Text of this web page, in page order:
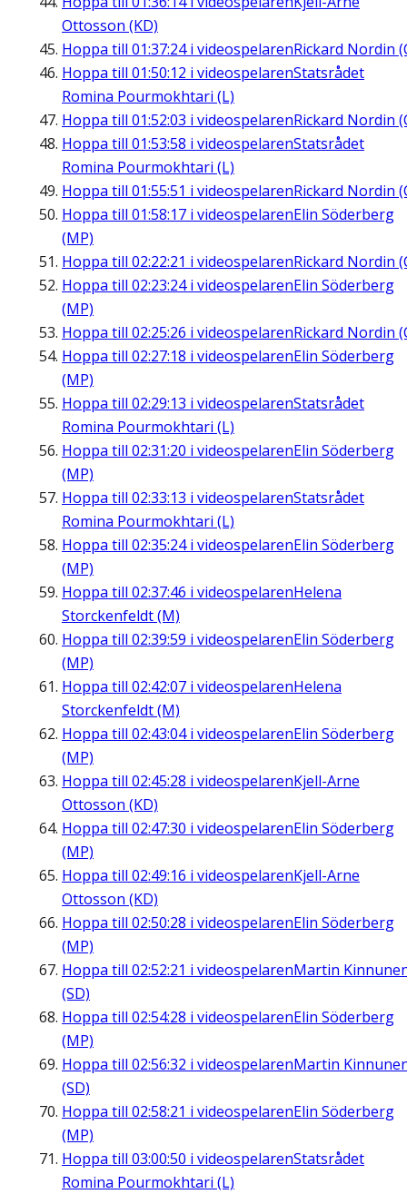
Ottosson (KD)
Hoppa till 01:37:24i videospelarenRickard Nordin
Hoppa till 01:50:12 i videospelarenStatsrådet
Romina Pourmokhtari (L)
Hoppa till 01:52:03 i videospelarenRickard Nordin
Hoppa till 01:53:58 i videospelarenStatsrådet
Romina Pourmokhtari (L)
Hoppa till 01:55:51 i videospelarenRickard Nordin
Hoppa till 01:58:17 i videospelarenElin Söderberg
(MP)
Hoppa till 02:22:21 i videospelarenRickard Nordin
Hoppa till 02:23:24i videospelarenElin Söderberg
(MP)
Hoppa till 02:25:26 i videospelarenRickard Nordin
Hoppa till 02:27:18 i videospelarenElin Söderberg
(MP)
Hoppa till 02:29:13 i videospelarenStatsrådet
Romina Pourmokhtari (L)
Hoppa till 02:31:20 i videospelarenElin Söderberg
(MP)
Hoppa till 02:33:13 i videospelarenStatsrådet
Romina Pourmokhtari (L)
Hoppa till 02:35:24i videospelarenElin Söderberg
(MP)
Hoppa till 02:37:46 i videospelarenHelena
Storckenfeldt (M)
Hoppa till 02:39:59 i videospelarenElin Söderberg
(MP)
Hoppa till 02:42:07 i videospelarenHelena
Storckenfeldt (M)
Hoppa till 02:43:04i videospelarenElin Söderberg
(MP)
Hoppa till 02:45:28 i videospelarenKjell-Arne
Ottosson (KD)
Hoppa till 02:47:30 i videospelarenElin Söderberg
(MP)
Hoppa till 02:49:16 i videospelarenKjell-Arne
Ottosson (KD)
Hoppa till 02:50:28 i videospelarenElin Söderberg
(MP)
Hoppa till 02:52:21 i videospelarenMartin
(SD)
Hoppa till 02:54:28 i videospelarenElin Söderberg
(MP)
Hoppa till 02:56:32 i videospelarenMartin
(SD)
Hoppa till 02:58:21 i videospelarenElin Söderberg
(MP)
Hoppa till 03:00:50 i videospelarenStatsrådet
Romina Pourmokhtari (L)